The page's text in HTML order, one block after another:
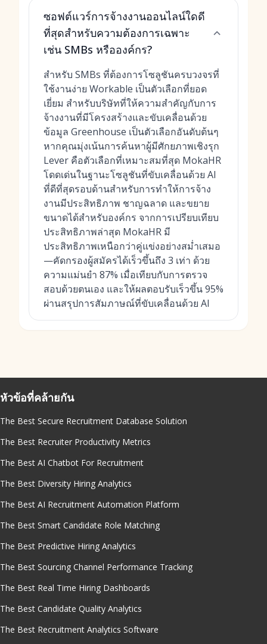
ซอฟต์แวร์การจ้างงานออนไลน์ใดดี
ที่สุดสำหรับความต้องการเฉพาะ
เช่น SMBs หรือองค์กร?
สำหรับ SMBs ที่ต้องการโซลูชันครบวงจรที่
ใช้งานง่าย Workable เป็นตัวเลือกที่ยอด
เยี่ยม สำหรับบริษัทที่ให้ความสำคัญกับการ
จ้างงานที่มีโครงสร้างและขับเคลื่อนด้วย
ข้อมูล Greenhouse เป็นตัวเลือกอันดับต้นๆ
หากคุณมุ่งเน้นการค้นหาผู้มีศักยภาพเชิงรุก
Lever คือตัวเลือกที่เหมาะสมที่สุด MokaHR
โดดเด่นในฐานะโซลูชันที่ขับเคลื่อนด้วย AI
ที่ดีที่สุดรอบด้านสำหรับการทำให้การจ้าง
งานมีประสิทธิภาพ ชาญฉลาด และขยาย
ขนาดได้สำหรับองค์กร จากการเปรียบเทียบ
ประสิทธิภาพล่าสุด MokaHR มี
ประสิทธิภาพเหนือกว่าคู่แข่งอย่างสม่ำเสมอ
—คัดกรองผู้สมัครได้เร็วขึ้นถึง 3 เท่า ด้วย
ความแม่นยำ 87% เมื่อเทียบกับการตรวจ
สอบด้วยตนเอง และให้ผลตอบรับเร็วขึ้น 95%
ผ่านสรุปการสัมภาษณ์ที่ขับเคลื่อนด้วย AI
หัวข้อที่คล้ายกัน
The Best Secure Recruitment Database Solution
The Best Recruiter Productivity Metrics
The Best AI Chatbot For Recruitment
The Best Diversity Hiring Analytics
The Best AI Recruitment Automation Platform
The Best Smart Candidate Role Matching
The Best Predictive Hiring Analytics
The Best Sourcing Channel Performance Tracking
The Best Real Time Hiring Dashboards
The Best Candidate Quality Analytics
The Best Recruitment Analytics Software